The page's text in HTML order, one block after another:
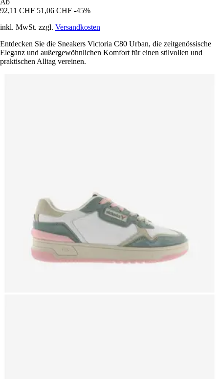
92,11 CHF 51,06 CHF -45%
inkl. MwSt. zzgl. Versandkosten
Entdecken Sie die Sneakers Victoria C80 Urban, die zeitgenössische
Eleganz und außergewöhnlichen Komfort für einen stilvollen und
praktischen Alltag vereinen.